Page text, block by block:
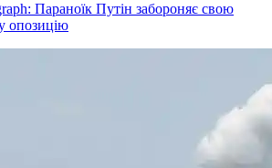
Параноїк Путін забороняє свою
опозицію